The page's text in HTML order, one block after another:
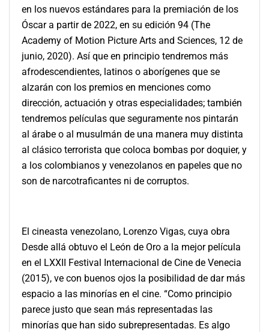
en los nuevos estándares para la premiación de los
Óscar a partir de 2022, en su edición 94 (The
Academy of Motion Picture Arts and Sciences, 12 de
junio, 2020). Así que en principio tendremos más
afrodescendientes, latinos o aborígenes que se
alzarán con los premios en menciones como
dirección, actuación y otras especialidades; también
tendremos películas que seguramente nos pintarán
al árabe o al musulmán de una manera muy distinta
al clásico terrorista que coloca bombas por doquier, y
a los colombianos y venezolanos en papeles que no
son de narcotraficantes ni de corruptos.
El cineasta venezolano, Lorenzo Vigas, cuya obra
Desde allá obtuvo el León de Oro a la mejor película
en el LXXII Festival Internacional de Cine de Venecia
(2015), ve con buenos ojos la posibilidad de dar más
espacio a las minorías en el cine. “Como principio
parece justo que sean más representadas las
minorías que han sido subrepresentadas. Es algo